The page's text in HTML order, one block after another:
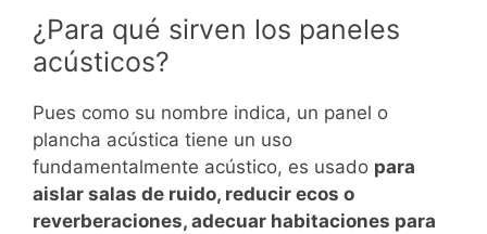
¿Para qué sirven los paneles
acústicos?
Pues como su nombre indica, un panel o
plancha acústica tiene un uso
fundamentalmente acústico, es usado para
aislar salas de ruido, reducir ecos o
reverberaciones, adecuar habitaciones para